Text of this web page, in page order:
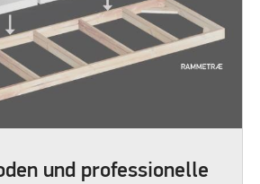
und professionelle